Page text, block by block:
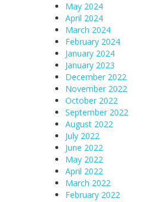
May 2024
April 2024
March 2024
February 2024
January 2024
January 2023
December 2022
November 2022
October 2022
September 2022
August 2022
July 2022
June 2022
May 2022
April 2022
March 2022
February 2022